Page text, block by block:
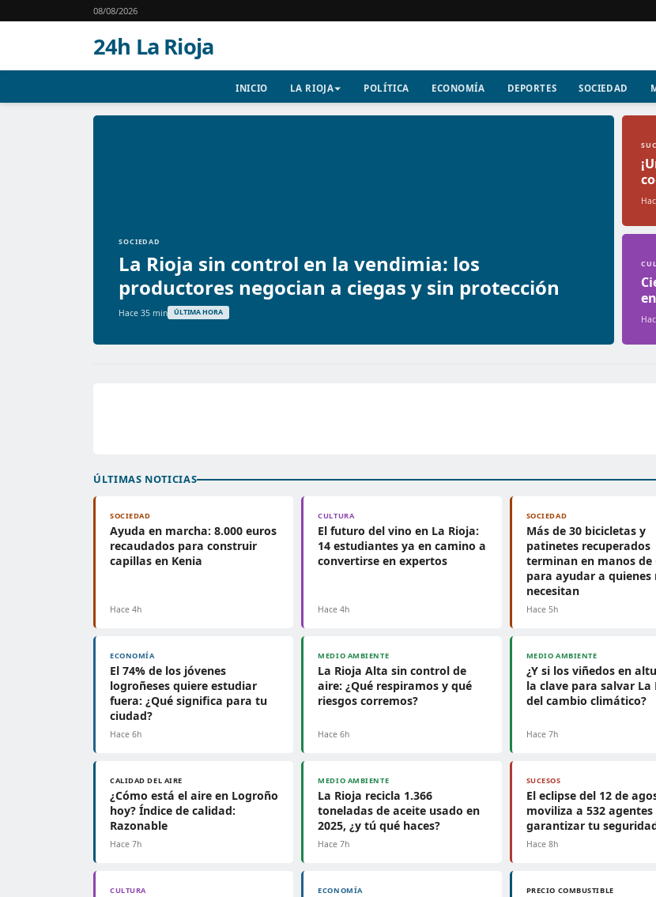
08/08/2026
24h La Rioja
INICIO LA RIOJA POLÍTICA ECONOMÍA DEPORTES SOCIEDAD
SOCIEDAD
La Rioja sin control en la vendimia: los
productores negocian a ciegas y sin protección
Hace 35 min ÚLTIMA HORA
ÚLTIMAS NOTICIAS
SOCIEDAD
Ayuda en marcha: 8.000 euros
recaudados para construir
capillas en Kenia
Hace 4h
CULTURA
El futuro del vino en La Rioja:
14 estudiantes ya en camino a
convertirse en expertos
Hace 4h
SOCIEDAD
Más de 30 bicicletas y
patinetes recuperados
terminan en manos de
para ayudar a quienes
necesitan
Hace 5h
ECONOMÍA
El 74% de los jóvenes
logroñeses quiere estudiar
fuera: ¿Qué significa para tu
ciudad?
Hace 6h
MEDIO AMBIENTE
La Rioja Alta sin control de
aire: ¿Qué respiramos y qué
riesgos corremos?
Hace 6h
MEDIO AMBIENTE
¿Y si los viñedos en
la clave para salvar La
del cambio climático?
Hace 7h
CALIDAD DEL AIRE
¿Cómo está el aire en Logroño
hoy? Índice de calidad:
Razonable
Hace 7h
MEDIO AMBIENTE
La Rioja recicla 1.366
toneladas de aceite usado en
2025, ¿y tú qué haces?
Hace 7h
SUCESOS
El eclipse del 12 de
moviliza a 532
garantizar tu
Hace 8h
CULTURA ECONOMÍA PRECIO COMBUSTIBLE